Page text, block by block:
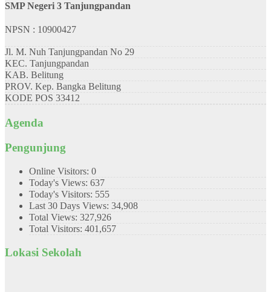
SMP Negeri 3 Tanjungpandan
NPSN : 10900427
Jl. M. Nuh Tanjungpandan No 29
KEC. Tanjungpandan
KAB. Belitung
PROV. Kep. Bangka Belitung
KODE POS 33412
Agenda
Pengunjung
Online Visitors: 0
Today's Views: 637
Today's Visitors: 555
Last 30 Days Views: 34,908
Total Views: 327,926
Total Visitors: 401,657
Lokasi Sekolah